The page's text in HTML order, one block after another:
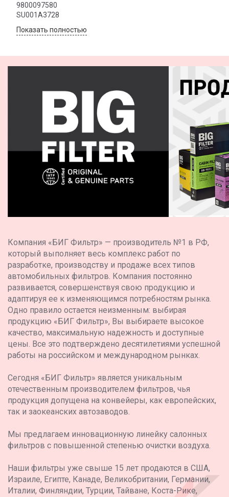
9800097580
SU001A3728
Показать полностью
Компания «БИГ Фильтр» — производитель №1 в РФ,
который выполняет весь комплекс работ по
разработке, производству и продаже всех типов
автомобильных фильтров. Компания постоянно
развивается, совершенствуя свою продукцию и
адаптируя ее к изменяющимся потребностям рынка.
Одно правило остается неизменным: выбирая
продукцию «БИГ Фильтр», Вы выбираете высокое
качество, максимальную надежность и доступные
цены. Все это подтверждено десятилетиями успешной
работы на российском и международном рынках.
Сегодня «БИГ Фильтр» является уникальным
отечественным производителем фильтров, чья
продукция допущена на конвейеры, как европейских,
так и заокеанских автозаводов.
Мы предлагаем инновационную линейку салонных
фильтров с повышенной степенью очистки воздуха.
Наши фильтры уже свыше 15 лет продаются в США,
Израиле, Египте, Канаде, Великобритании, Германии,
Италии, Финляндии, Турции, Тайване, Коста-Рике,